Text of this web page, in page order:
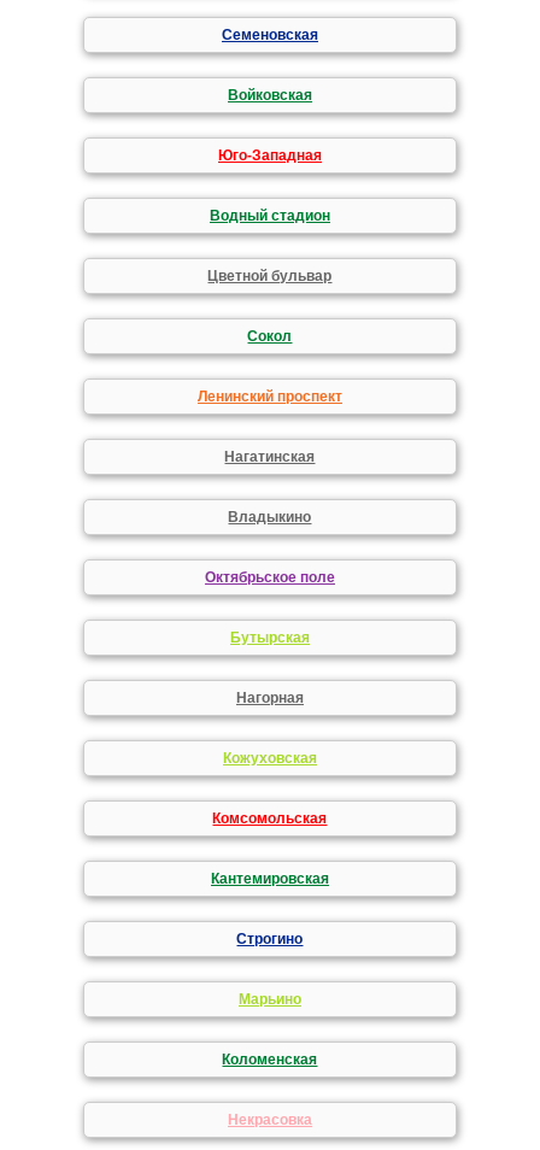
Семеновская
Войковская
Юго-Западная
Водный стадион
Цветной бульвар
Сокол
Ленинский проспект
Нагатинская
Владыкино
Октябрьское поле
Бутырская
Нагорная
Кожуховская
Комсомольская
Кантемировская
Строгино
Марьино
Коломенская
Некрасовка